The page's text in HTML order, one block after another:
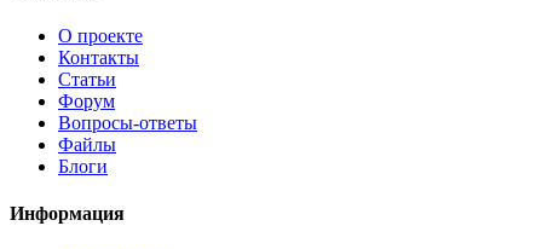
О проекте
Контакты
Статьи
Форум
Вопросы-ответы
Файлы
Блоги
Информация